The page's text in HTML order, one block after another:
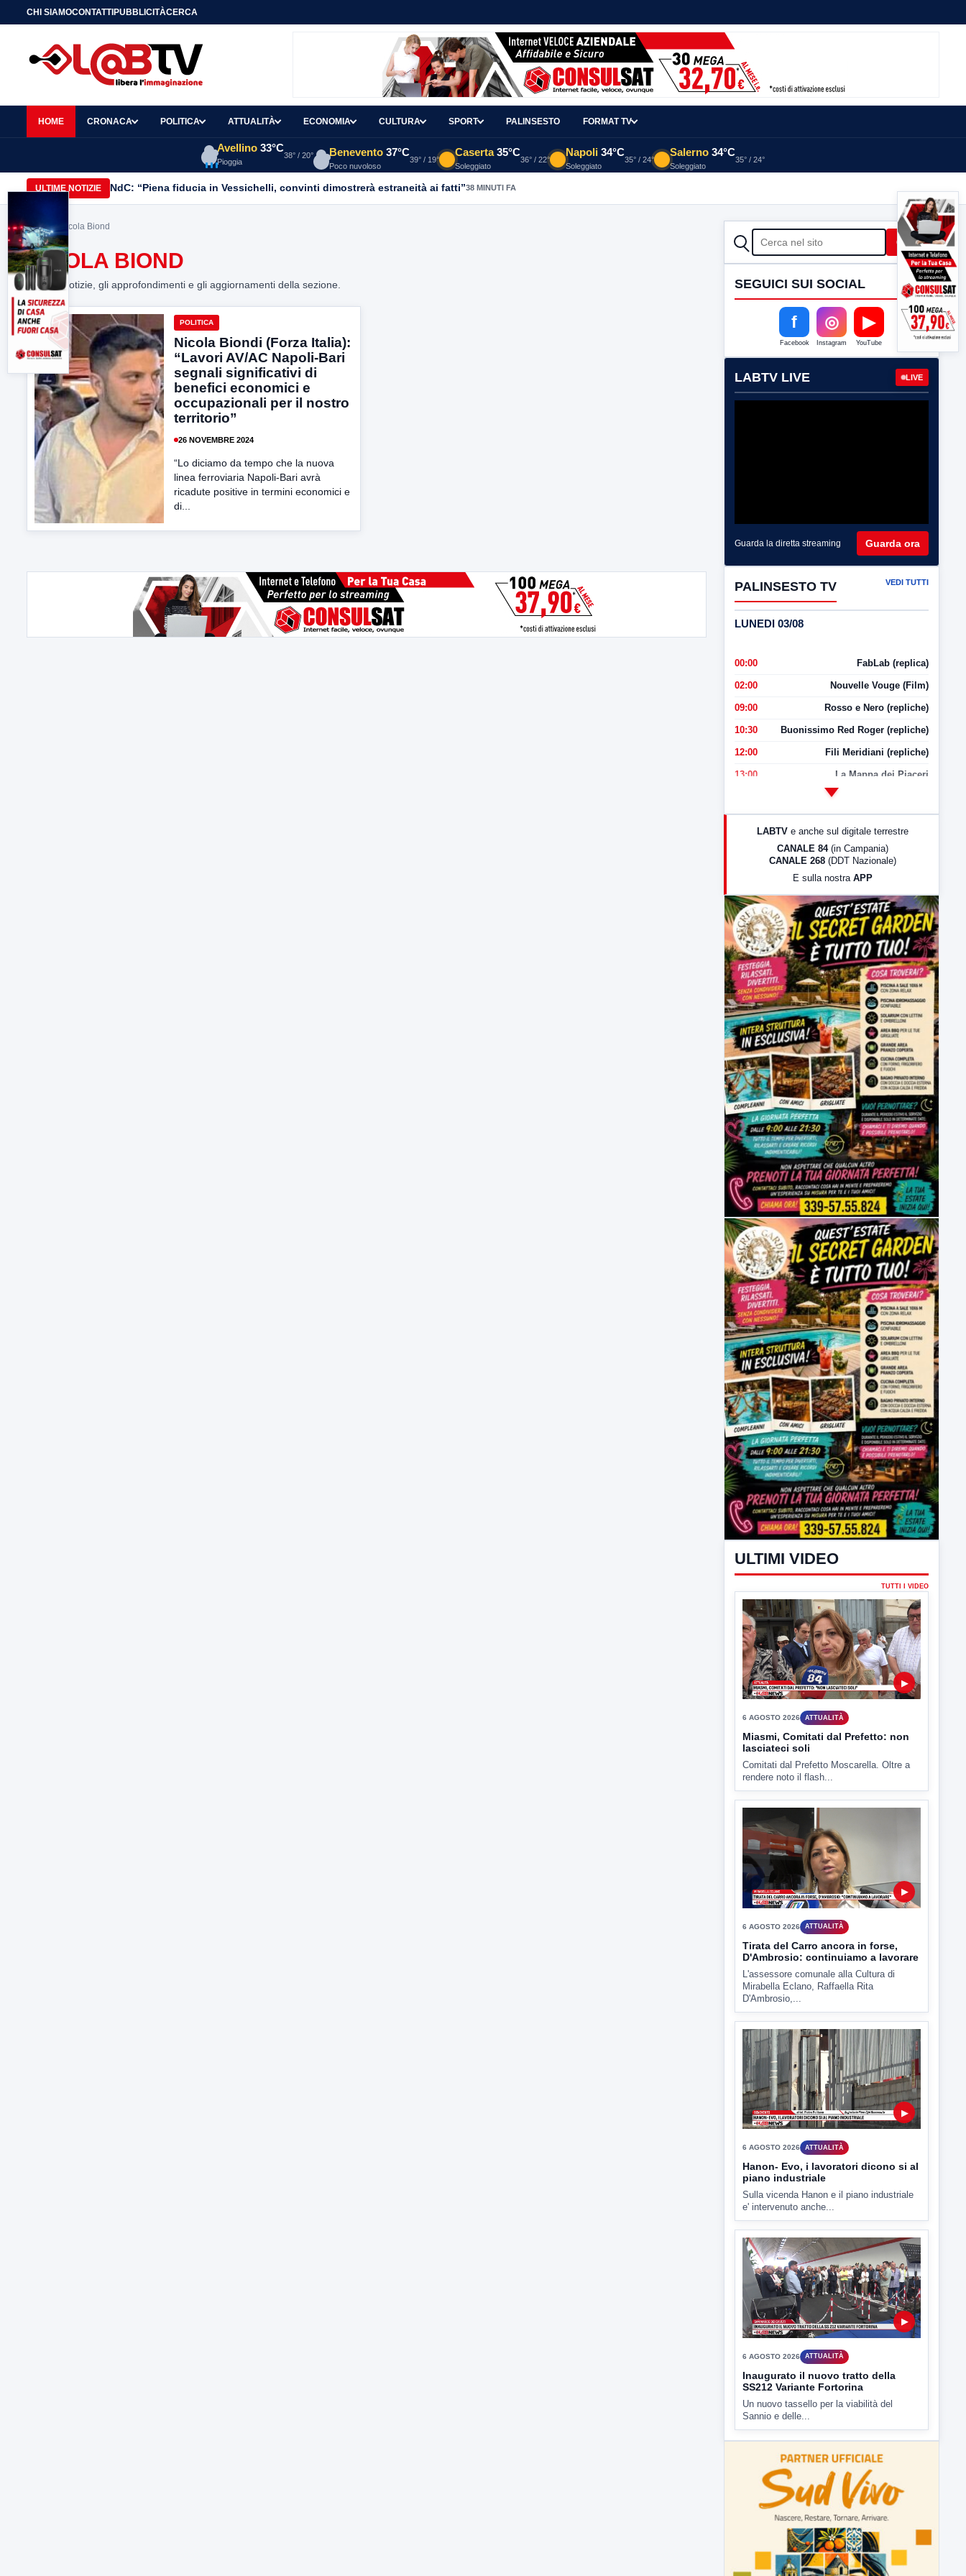
CHI SIAMOCONTATTIPUBBLICITÀCERCA
HOME CRONACA POLITICA ATTUALITÀ ECONOMIA CULTURA SPORT PALINSESTO FORMAT TV
Avellino 33°C
Pioggia
38° / 20° Benevento 37°C
Poco nuvoloso
39° / 19°
Caserta 35°C
Soleggiato
36° / 22°
Napoli 34°C
Soleggiato
35° / 24°
Salerno 34°C
Soleggiato
35° / 24°
ULTIME NOTIZIE NdC: “Piena fiducia in Vessichelli, convinti dimostrerà estraneità ai fatti”38 MINUTI FA
Home> Nicola Biond
NICOLA BIOND
Tutte le notizie, gli approfondimenti e gli aggiornamenti della sezione.
POLITICA
Nicola Biondi (Forza Italia):
“Lavori AV/AC Napoli-Bari
segnali significativi di
benefici economici e
occupazionali per il nostro
territorio”
26 NOVEMBRE 2024
“Lo diciamo da tempo che la nuova
linea ferroviaria Napoli-Bari avrà
ricadute positive in termini economici e
di...
CERCA Cerca
SEGUICI SUI SOCIAL
f
Facebook
◎
Instagram
▶
YouTube
LABTV LIVE LIVE
Guarda la diretta streaming Guarda ora
PALINSESTO TV VEDI TUTTI
LUNEDI 03/08
00:00 FabLab (replica)
02:00 Nouvelle Vouge (Film)
09:00 Rosso e Nero (repliche)
10:30 Buonissimo Red Roger (repliche)
12:00 Fili Meridiani (repliche)
13:00 La Mappa dei Piaceri
LabNews (Diretta)
23:00 LabNews (replica)
LABTV e anche sul digitale terrestre
CANALE 84 (in Campania)
CANALE 268 (DDT Nazionale)
E sulla nostra APP
ULTIMI VIDEO
TUTTI I VIDEO
▶
6 AGOSTO 2026 ATTUALITÀ
Miasmi, Comitati dal Prefetto: non
Comitati dal Prefetto Moscarella. Oltre a
rendere noto il flash...
6 AGOSTO 2026 ATTUALITÀ
L'assessore comunale alla Cultura di
Mirabella Eclano, Raffaella Rita
D'Ambrosio,...
6 AGOSTO 2026 ATTUALITÀ
Hanon- Evo, i lavoratori dicono si al
Sulla vicenda Hanon e il piano industriale
e' intervenuto anche...
▶
6 AGOSTO 2026 ATTUALITÀ
Un nuovo tassello per la viabilità del
Sannio e delle...